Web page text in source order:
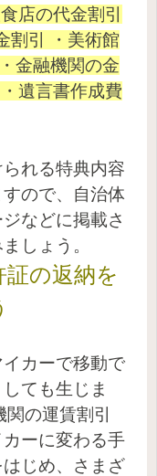
店の代金割引
割引 ・美術館
金融機関の金
遺言書作成費
れる特典内容
ので、自治体
などに掲載さ
しょう。
の返納を
カーで移動で
ても生じま
関の運賃割引
ーに変わる手
じめ、さまざ